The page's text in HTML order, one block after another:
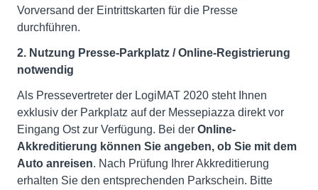
Vorversand der Eintrittskarten für die Presse
durchführen.
2. Nutzung Presse-Parkplatz / Online-Registrierung
notwendig
Als Pressevertreter der LogiMAT 2020 steht Ihnen
exklusiv der Parkplatz auf der Messepiazza direkt vor
Eingang Ost zur Verfügung. Bei der Online-
Akkreditierung können Sie angeben, ob Sie mit dem
Auto anreisen. Nach Prüfung Ihrer Akkreditierung
erhalten Sie den entsprechenden Parkschein. Bitte